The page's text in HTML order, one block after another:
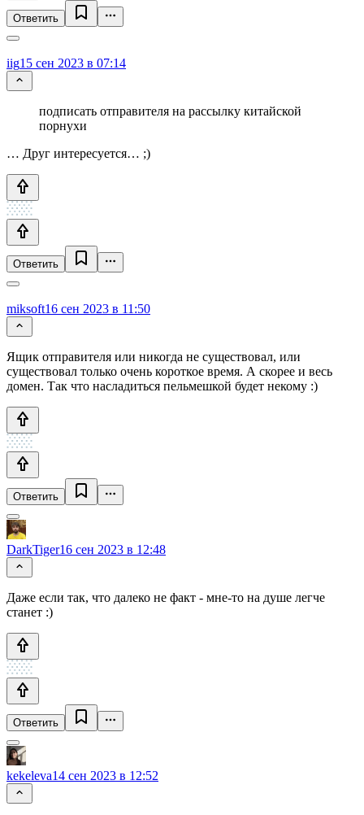
Ответить
iig15 сен 2023 в 07:14
подписать отправителя на рассылку китайской
порнухи
… Друг интересуется… ;)
Ответить
miksoft16 сен 2023 в 11:50
Ящик отправителя или никогда не существовал, или
существовал только очень короткое время. А скорее и весь
домен. Так что насладиться пельмешкой будет некому :)
Ответить
DarkTiger16 сен 2023 в 12:48
Даже если так, что далеко не факт - мне-то на душе легче
станет :)
Ответить
kekeleva14 сен 2023 в 12:52